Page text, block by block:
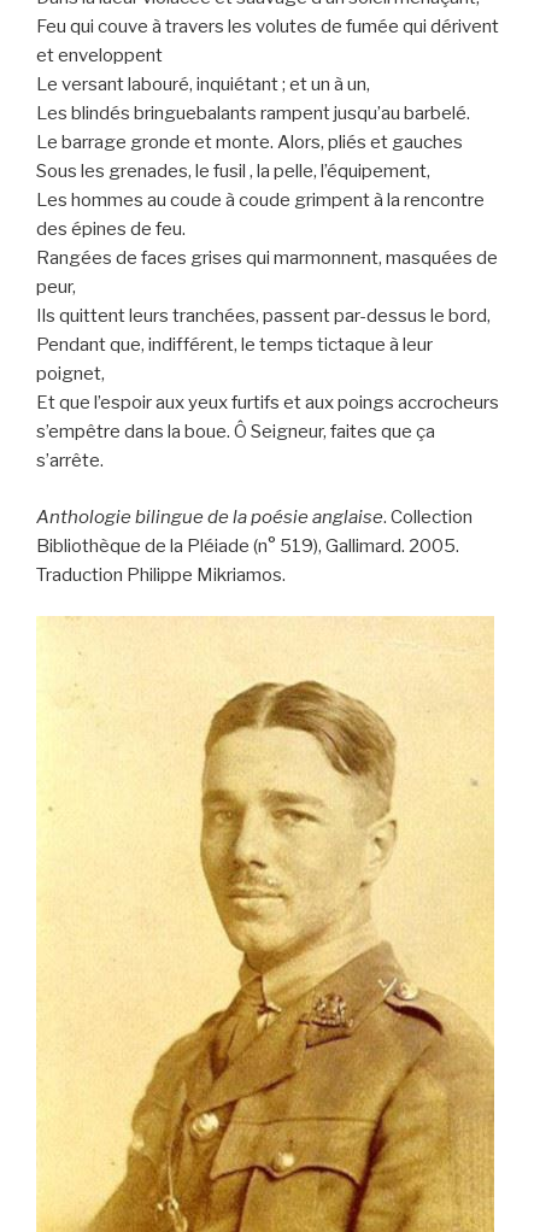
Feu qui couve à travers les volutes de fumée qui dérivent
et enveloppent
Le versant labouré, inquiétant ; et un à un,
Les blindés bringuebalants rampent jusqu’au barbelé.
Le barrage gronde et monte. Alors, pliés et gauches
Sous les grenades, le fusil , la pelle, l’équipement,
Les hommes au coude à coude grimpent à la rencontre
des épines de feu.
Rangées de faces grises qui marmonnent, masquées de
peur,
Ils quittent leurs tranchées, passent par-dessus le bord,
Pendant que, indifférent, le temps tictaque à leur
poignet,
Et que l’espoir aux yeux furtifs et aux poings accrocheurs
s’empêtre dans la boue. Ô Seigneur, faites que ça
s’arrête.
Anthologie bilingue de la poésie anglaise. Collection
Bibliothèque de la Pléiade (n° 519), Gallimard. 2005.
Traduction Philippe Mikriamos.